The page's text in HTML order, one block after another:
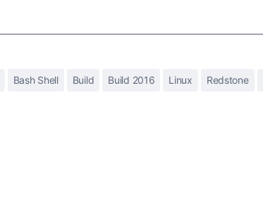
Bash Shell Build Build 2016 Linux Redstone